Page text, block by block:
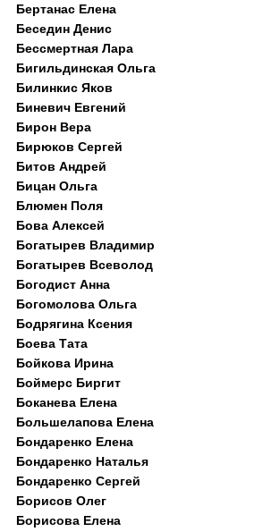
Бертанас Елена
Беседин Денис
Бессмертная Лара
Бигильдинская Ольга
Билинкис Яков
Биневич Евгений
Бирон Вера
Бирюков Сергей
Битов Андрей
Бицан Ольга
Блюмен Поля
Бова Алексей
Богатырев Владимир
Богатырев Всеволод
Богодист Анна
Богомолова Ольга
Бодрягина Ксения
Боева Тата
Бойкова Ирина
Боймерс Биргит
Боканева Елена
Большелапова Елена
Бондаренко Елена
Бондаренко Наталья
Бондаренко Сергей
Борисов Олег
Борисова Елена